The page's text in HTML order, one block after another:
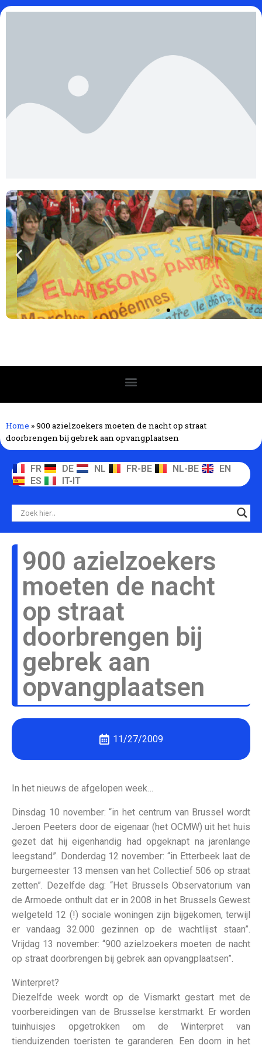
Home »900 azielzoekers moeten de nacht op straat
doorbrengen bij gebrek aan opvangplaatsen
FR DE NL FR-BE NL-BE
EN
ES
IT-IT
900 azielzoekers
moeten de nacht
op straat
doorbrengen bij
gebrek aan
opvangplaatsen
11/27/2009
In het nieuws de afgelopen week…
Dinsdag 10 november: “in het centrum van Brussel wordt
Jeroen Peeters door de eigenaar (het OCMW) uit het huis
gezet dat hij eigenhandig had opgeknapt na jarenlange
leegstand”. Donderdag 12 november: “in Etterbeek laat de
burgemeester 13 mensen van het Collectief 506 op straat
zetten”. Dezelfde dag: “Het Brussels Observatorium van
de Armoede onthult dat er in 2008 in het Brussels Gewest
welgeteld 12 (!) sociale woningen zijn bijgekomen, terwijl
er vandaag 32.000 gezinnen op de wachtlijst staan”.
Vrijdag 13 november: “900 azielzoekers moeten de nacht
op straat doorbrengen bij gebrek aan opvangplaatsen”.
Winterpret?
Diezelfde week wordt op de Vismarkt gestart met de
voorbereidingen van de Brusselse kerstmarkt. Er worden
tuinhuisjes opgetrokken om de Winterpret van
tienduizenden toeristen te garanderen. Een doorn in het